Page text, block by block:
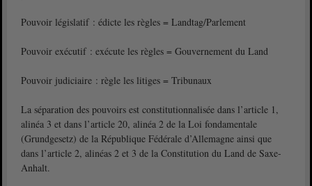
Pouvoir législatif : édicte les règles = Landtag/Parlement
Pouvoir exécutif : exécute les règles = Gouvernement du Land
Pouvoir judiciaire : règle les litiges = Tribunaux
La séparation des pouvoirs est constitutionnalisée dans l’article 1,
alinéa 3 et dans l’article 20, alinéa 2 de la Loi fondamentale
(Grundgesetz) de la République Fédérale d’Allemagne ainsi que
dans l’article 2, alinéas 2 et 3 de la Constitution du Land de Saxe-
Anhalt.